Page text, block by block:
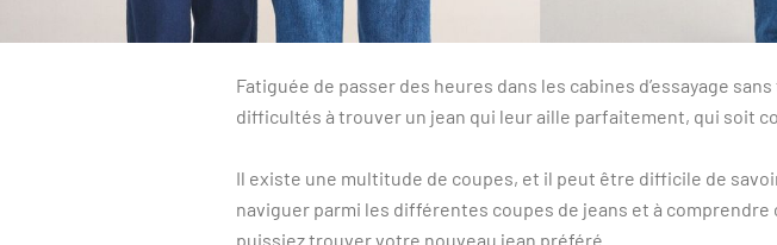
Fatiguée de passer des heures dans les cabines d’essayage
difficultés à trouver un jean qui leur aille parfaitement, qui soit
Il existe une multitude de coupes, et il peut être difficile de
naviguer parmi les différentes coupes de jeans et à
puissiez trouver votre nouveau jean préféré.